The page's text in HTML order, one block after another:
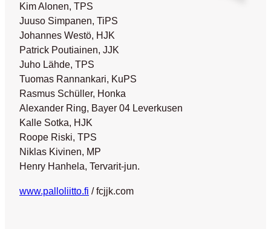
Kim Alonen, TPS
Juuso Simpanen, TiPS
Johannes Westö, HJK
Patrick Poutiainen, JJK
Juho Lähde, TPS
Tuomas Rannankari, KuPS
Rasmus Schüller, Honka
Alexander Ring, Bayer 04 Leverkusen
Kalle Sotka, HJK
Roope Riski, TPS
Niklas Kivinen, MP
Henry Hanhela, Tervarit-jun.
www.palloliitto.fi / fcjjk.com